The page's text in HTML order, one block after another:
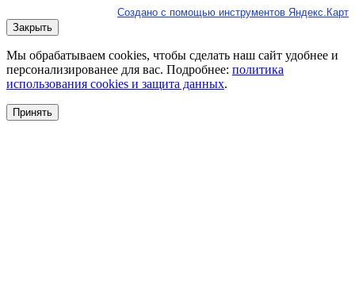
Создано с помощью инструментов Яндекс.Карт
Закрыть
Мы обрабатываем cookies, чтобы сделать наш сайт удобнее и
персонализированее для вас. Подробнее: политика
использования cookies и защита данных.
Принять